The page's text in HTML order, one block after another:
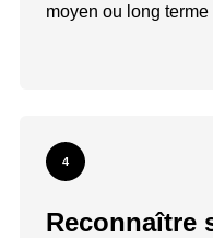
moyen ou long
4
Reconnaître